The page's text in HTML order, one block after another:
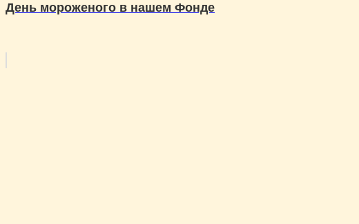
День мороженого в нашем Фонде